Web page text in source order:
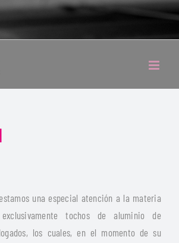
una especial atención a la materia
tochos de aluminio de
los cuales, en el momento de su